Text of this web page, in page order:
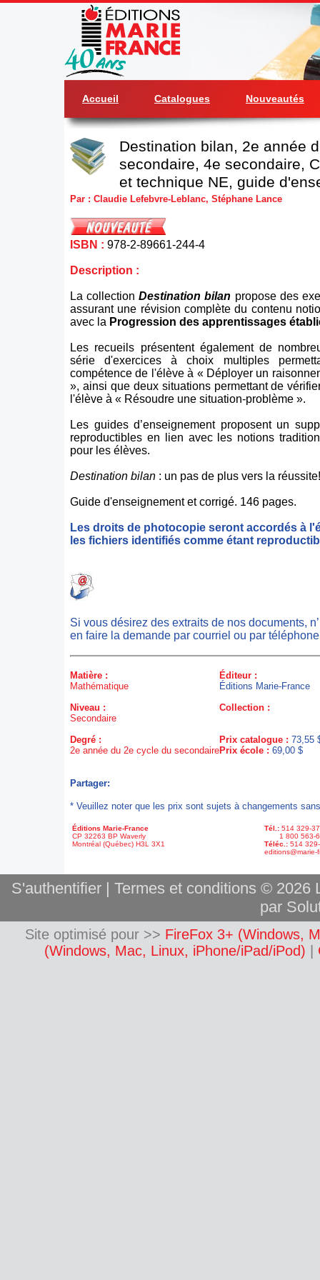
Accueil Catalogues Nouveautés
Destination bilan, 2e année
secondaire, 4e secondaire,
et technique NE, guide
Par : Claudie Lefebvre-Leblanc, Stéphane Lance
ISBN : 978-2-89661-244-4
Description :
La collectionDestination bilan propose des
assurant une révision complète du contenu
avec la Progression des apprentissages
Les recueils présentent également de
série d'exercices à choix multiples
compétence de l'élève à « Déployer un
», ainsi que deux situations permettant de
l'élève à « Résoudre une situation-problème ».
Les guides d’enseignement proposent un
reproductibles en lien avec les notions
pour les élèves.
Destination bilan : un pas de plus vers la réussite!
Guide d'enseignement et corrigé. 146 pages.
Les droits de photocopie seront accordés à
les fichiers identifiés comme étant
Si vous désirez des extraits de nos documents,
en faire la demande par courriel ou par
Matière :
Mathématique
Niveau :
Secondaire
Degré :
2e année du 2e cycle du secondaire
Éditeur :
Éditions Marie-France
Collection :
Prix catalogue : 73,55
Prix école : 69,00 $
Partager:
* Veuillez noter que les prix sont sujets à changements
Éditions Marie-France
CP 32263 BP Waverly
Montréal (Québec) H3L 3X1
Tél.: 514 329-
1 800 563-
Téléc.: 514
editions@marie-
S'authentifier| Termes et conditions © 2026
par
Site optimisé pour >> FireFox 3+ (Windows,
(Windows, Mac, Linux, iPhone/iPad/iPod)